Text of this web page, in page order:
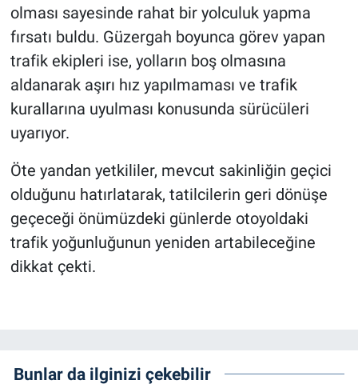
olması sayesinde rahat bir yolculuk yapma
fırsatı buldu. Güzergah boyunca görev yapan
trafik ekipleri ise, yolların boş olmasına
aldanarak aşırı hız yapılmaması ve trafik
kurallarına uyulması konusunda sürücüleri
uyarıyor.
Öte yandan yetkililer, mevcut sakinliğin geçici
olduğunu hatırlatarak, tatilcilerin geri dönüşe
geçeceği önümüzdeki günlerde otoyoldaki
trafik yoğunluğunun yeniden artabileceğine
dikkat çekti.
Bunlar da ilginizi çekebilir